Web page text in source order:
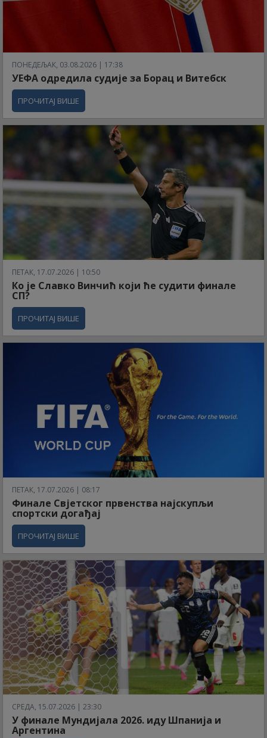
ПОНЕДЕЉАК, 03.08.2026 | 17:38
УЕФА одредила судије за Борац и Витебск
ПРОЧИТАЈ ВИШЕ
ПЕТАК, 17.07.2026 | 10:50
Ко је Славко Винчић који ће судити финале
СП?
ПРОЧИТАЈ ВИШЕ
ПЕТАК, 17.07.2026 | 08:17
Финале Свјетског првенства најскупљи
спортски догађај
ПРОЧИТАЈ ВИШЕ
СРЕДА, 15.07.2026 | 23:30
У финале Мундијала 2026. иду Шпанија и
Аргентина